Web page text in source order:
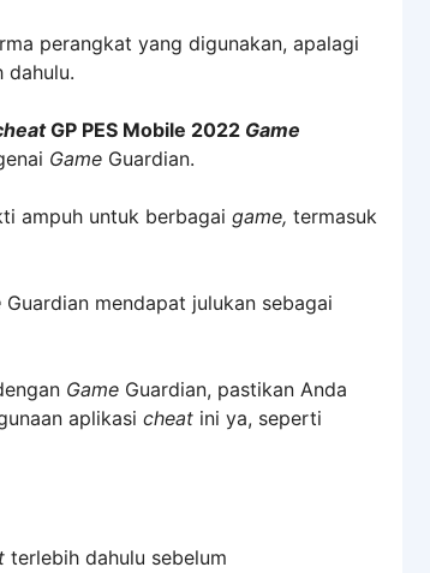
perangkat yang digunakan, apalagi
dahulu.
GP PES Mobile 2022 Game
Game Guardian.
ampuh untuk berbagai game, termasuk
Guardian mendapat julukan sebagai
Game Guardian, pastikan Anda
aplikasi cheat ini ya, seperti
terlebih dahulu sebelum